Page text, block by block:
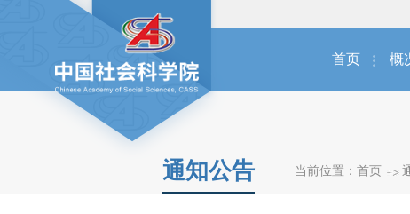
首页 概
通知公告 当前位置： 首页